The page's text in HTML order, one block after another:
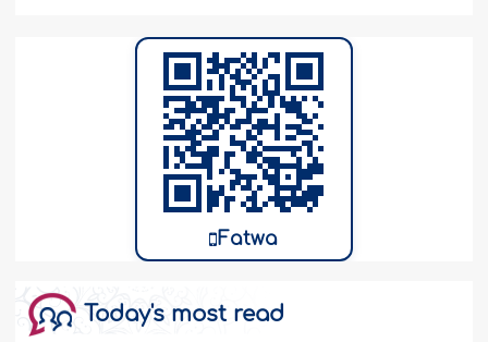
Fatwa
Today's most read